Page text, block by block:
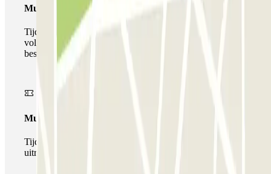
Multiparking pass
Tijdens uw verblijf kunt u gebruik maken van het
volledige netwerk van parkeergarages van deze operator,
beschikbaar bij Parclick.
Multipass
Tijdens je verblijf kun je de parkeerplaats zo vaak in- en
uitrijden als je wilt.